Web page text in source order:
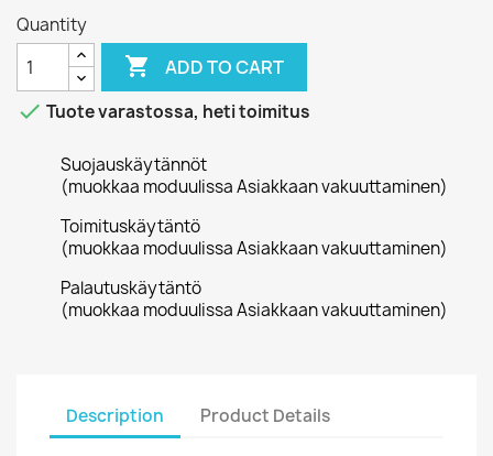
Quantity
 ADD TO CART
 Tuote varastossa, heti toimitus
Suojauskäytännöt
(muokkaa moduulissa Asiakkaan vakuuttaminen)
Toimituskäytäntö
(muokkaa moduulissa Asiakkaan vakuuttaminen)
Palautuskäytäntö
(muokkaa moduulissa Asiakkaan vakuuttaminen)
Description Product Details